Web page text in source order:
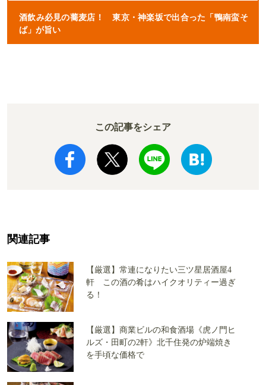
酒飲み必見の蕎麦店！ 東京・神楽坂で出合った「鴨南蛮そ
ば」が旨い
この記事をシェア
関連記事
【厳選】常連になりたい三ツ星居酒屋4
軒 この酒の肴はハイクオリティー過ぎ
る！
【厳選】商業ビルの和食酒場《虎ノ門ヒ
ルズ・田町の2軒》北千住発の炉端焼き
を手頃な価格で